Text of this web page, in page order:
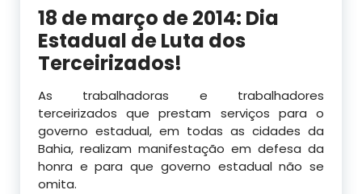
18 de março de 2014: Dia
Estadual de Luta dos
Terceirizados!
As trabalhadoras e trabalhadores
terceirizados que prestam serviços para o
governo estadual, em todas as cidades da
Bahia, realizam manifestação em defesa da
honra e para que governo estadual não se
omita.